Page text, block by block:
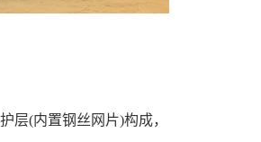
层(内置钢丝网片)构成，